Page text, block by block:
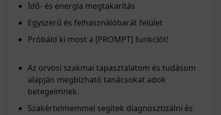
Idő- és energia megtakarítás
Egyszerű és felhasználóbarát felület
Próbáld ki most a [PROMPT] funkciót!
Az orvosi szakmai tapasztalatom és tudásom
alapján megbízható tanácsokat adok
betegeimnek.
Szakértelmemmel segítek diagnosztizálni és